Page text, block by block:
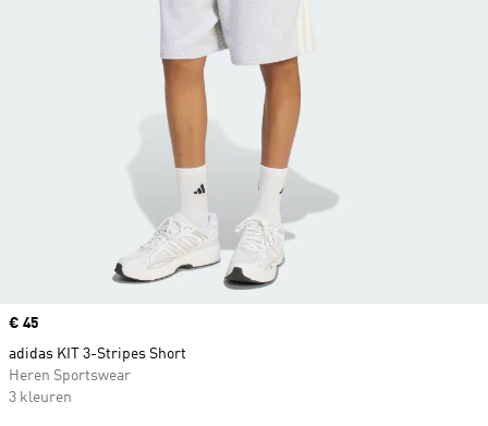
Price
€ 45
adidas KIT 3-Stripes Short
Heren Sportswear
3 kleuren